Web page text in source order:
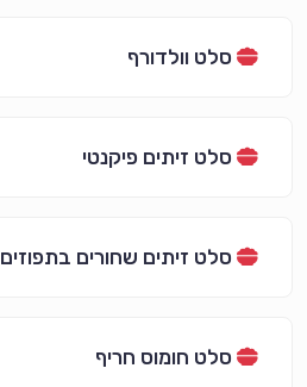
סלט וולדורף
סלט זיתים פיקנטי
סלט זיתים שחורים בתפוזים
סלט חומוס חריף